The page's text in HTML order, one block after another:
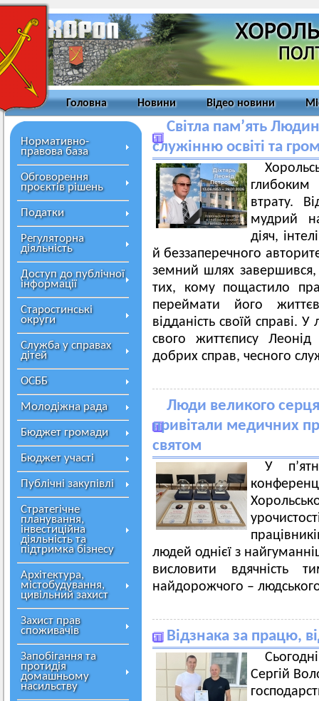
Головна Новини Відео новини
Нормативно-
правова база
Обговорення
проєктів рішень
Податки
Регуляторна
діяльність
Доступ до публічної
інформації
Старостинські
округи
Служба у справах
дітей
ОСББ
Молодіжна рада
Бюджет громади
Бюджет участі
Публічні закупівлі
Стратегічне
планування,
інвестиційна
діяльність та
підтримка бізнесу
Архітектура,
містобудування,
цивільний захист
Захист прав
споживачів
Запобігання та
протидія
домашньому
насильству
Світла пам’ять
служінню освіті та
втрату.
мудрий
діяч,
й беззаперечного
земний шлях
тих, кому пощастило
переймати його
відданість своїй справі.
свого життєпису
добрих справ, чесного
Люди великого
привітали медичних
святом
У
людей однієї з
висловити вдячність
найдорожчого –
Відзнака за працю,
Сергій